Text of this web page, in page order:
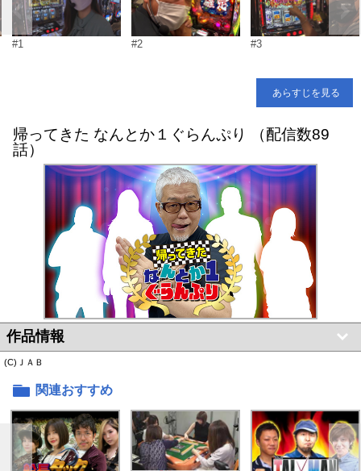
#1 #2 #3
あらすじを見る
帰ってきた なんとか１ぐらんぷり （配信数89
話）
作品情報
(C)ＪＡＢ
関連おすすめ